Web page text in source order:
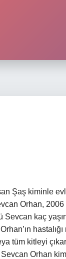
Şaş kiminle
Orhan, 2006
Sevcan kaç
tüm kitleyi
Orhan